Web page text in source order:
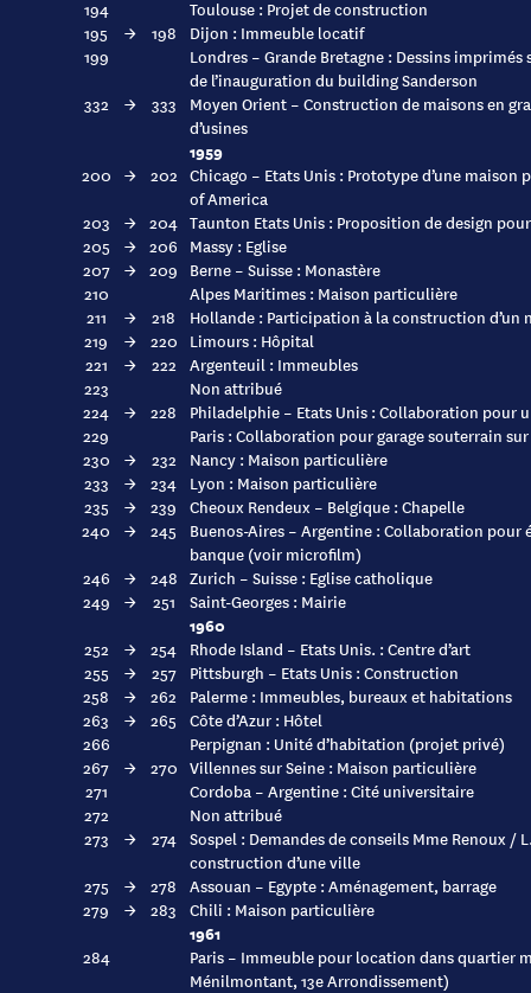
194
Toulouse : Projet de construction
195
→ 198
Dijon : Immeuble locatif
199
Londres – Grande Bretagne : Dessins
de l’inauguration du building Sanderson
332
→ 333
Moyen Orient – Construction de maisons en
d’usines
1959
200 → 202 Chicago – Etats Unis : Prototype d’une
of America
203
→ 204 Taunton Etats Unis : Proposition de design
205
→ 206 Massy : Eglise
207
→ 209 Berne – Suisse : Monastère
210
Alpes Maritimes : Maison particulière
211
→ 218
Hollande : Participation à la construction d’un
219
→ 220 Limours : Hôpital
221
→ 222 Argenteuil : Immeubles
223
Non attribué
224
→ 228
Philadelphie – Etats Unis : Collaboration pour
229
Paris : Collaboration pour garage souterrain sur
230
→ 232
Nancy : Maison particulière
233
→ 234 Lyon : Maison particulière
235
→ 239 Cheoux Rendeux – Belgique : Chapelle
240
→ 245
Buenos-Aires – Argentine : Collaboration pour
banque (voir microfilm)
246
→ 248 Zurich – Suisse : Eglise catholique
249
→ 251 Saint-Georges : Mairie
1960
252 → 254 Rhode Island – Etats Unis. : Centre d’art
255
→ 257
Pittsburgh – Etats Unis : Construction
258
→ 262 Palerme : Immeubles, bureaux et habitations
263
→ 265 Côte d’Azur : Hôtel
266
Perpignan : Unité d’habitation (projet privé)
267
→ 270 Villennes sur Seine : Maison particulière
271
Cordoba – Argentine : Cité universitaire
272
Non attribué
273
→ 274 Sospel : Demandes de conseils Mme Renoux /
construction d’une ville
275
→ 278 Assouan – Egypte : Aménagement, barrage
279
→ 283 Chili : Maison particulière
1961
284
Paris – Immeuble pour location dans quartier
Ménilmontant, 13e Arrondissement)